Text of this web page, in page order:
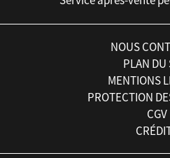
NOUS
PLAN DU
MENTIONS
PROTECTION
CGV